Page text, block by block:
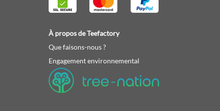
À propos de Teefactory
Que faisons-nous ?
Engagement environnemental